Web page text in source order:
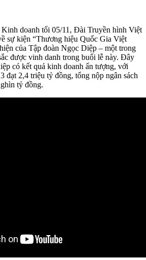
doanh tối 05/11, Đài Truyền hình Việt
sự kiện “Thương hiệu Quốc Gia Việt
của Tập đoàn Ngọc Diệp – một trong
được vinh danh trong buổi lễ này. Đây
có kết quả kinh doanh ấn tượng, với
đạt 2,4 triệu tỷ đồng, tổng nộp ngân sách
tỷ đồng.